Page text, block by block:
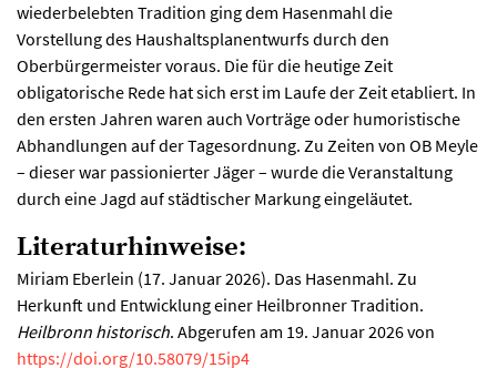
wiederbelebten Tradition ging dem Hasenmahl die
Vorstellung des Haushaltsplanentwurfs durch den
Oberbürgermeister voraus. Die für die heutige Zeit
obligatorische Rede hat sich erst im Laufe der Zeit etabliert. In
den ersten Jahren waren auch Vorträge oder humoristische
Abhandlungen auf der Tagesordnung. Zu Zeiten von OB Meyle
– dieser war passionierter Jäger – wurde die Veranstaltung
durch eine Jagd auf städtischer Markung eingeläutet.
Literaturhinweise:
Miriam Eberlein (17. Januar 2026). Das Hasenmahl. Zu
Herkunft und Entwicklung einer Heilbronner Tradition.
Heilbronn historisch. Abgerufen am 19. Januar 2026 von
https://doi.org/10.58079/15ip4